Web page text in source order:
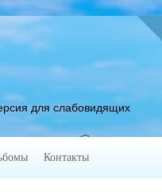
для слабовидящих
Контакты